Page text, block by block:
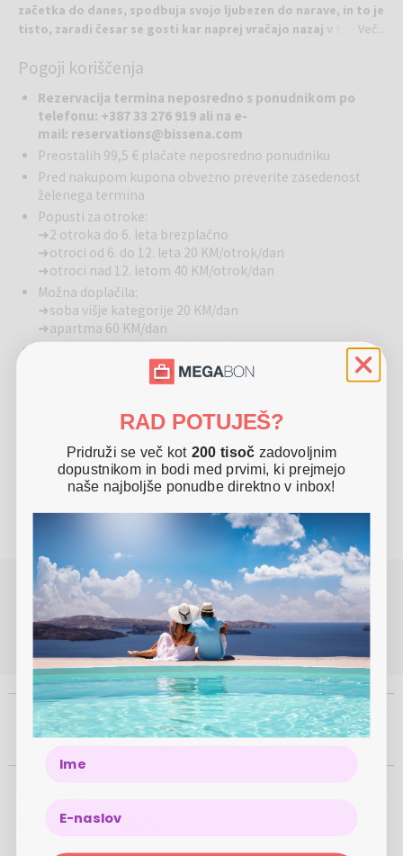
začetka do danes, spodbuja svojo ljubezen do narave, in to je
tisto, zaradi česar se gosti kar naprej vračajo nazaj v te
je gorski tip hotela, ki se nahaja na začetni postaji vlečnice
drugo namestitev na Vlašiću.
V Ski baru prevladuje popolno domače vzdušje. Čez dan je to mesto
posebej priljubljeno za oddih športnikov in ljubiteljev narave, ki se
prihajajo sem sprostiti po sprehodu ali smučanju (pozimi). V večernih
urah pa je to mesto priljubljeno med mladimi ali med tistimi, ki se
želijo sprostiti v sproščeni atmosferi. Zato se tukaj organizirajo tudi
zabave.
Hotel ponuja 32 luksuzno in sodobno opremljenih dvoposteljnih,
triposteljnih in štiriposteljnih sob. Ena izmed njih bo sigurno
predstavljala vaš dom, oziroma mesto, kjer se boste počutili kot
doma. Vsaka soba ima lastno kopalnico s tušem, sodobno in
luksuzno pohištvo, mini bar in satelitsko televizijo. Če si zaželite
oddiha in tišine, vam je v vaši sobi zagotovljen mir in zasebnost.
Več...
Pogoji koriščenja
Rezervacija termina neposredno s ponudnikom po
telefonu: +387 33 276 919 ali na e-
mail: reservations@bissena.com
Preostalih 99,5 € plačate neposredno ponudniku
Pred nakupom kupona obvezno preverite zasedenost
želenega termina
Popusti za otroke:
➜ 2 otroka do 6. leta brezplačno
➜ otroci od 6. do 12. leta 20 KM/otrok/dan
➜ otroci nad 12. letom 40 KM/otrok/dan
Možna doplačila:
➜ soba višje kategorije 20 KM/dan
➜ apartma 60 KM/dan
Za več zaporednih nočitev lahko kupite več kuponov ob
predhodnem dogovoru s ponudnikom
Kuponi so nevračljivi
Hišni ljubljenčki so dovoljeni z doplačilom v višini 40
KM/dan
Prijava od 14. ure, odjava do 11. ure
Turistična taksa v višini 2 KM/oseba/noč in 1 KM/otrok od
6. do 18. leta/noč ni vključena v ceno
POTREBUJETE POMOČ PRI REZERVACIJI ALI
NAKUPU?
(Pon - Pet 8.00 - 17.00)
080 45 59 info@megabon.eu
100%
VAREN NAKUP
ŽE VEČ KOT
500.000
PRISOTNI NA
5
USTANOVLJEN
LETA
2012
HOTEL PAHULJICA
RAD POTUJEŠ?
Pridruži se več kot 200 tisoč zadovoljnim
dopustnikom in bodi med prvimi, ki prejmejo
naše najboljše ponudbe direktno v inbox!
Name